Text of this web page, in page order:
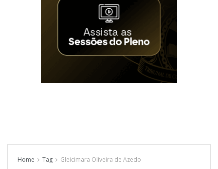
Home Tag Gleicimara Oliveira de Azedo